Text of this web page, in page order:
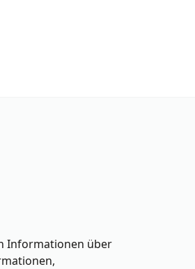
Informationen über